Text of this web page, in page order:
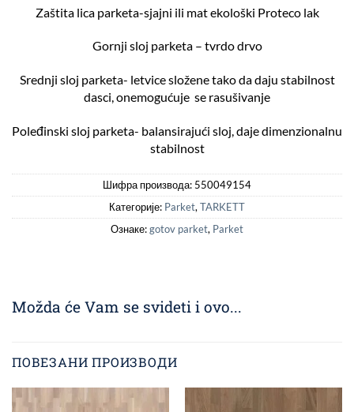
Zaštita lica parketa-sjajni ili mat ekološki Proteco lak
Gornji sloj parketa – tvrdo drvo
Srednji sloj parketa- letvice složene tako da daju stabilnost
dasci, onemogućuje se rasušivanje
Poleđinski sloj parketa- balansirajući sloj, daje dimenzionalnu
stabilnost
Шифра производа: 550049154
Категорије: Parket, TARKETT
Ознаке:gotov parket, Parket
Možda će Vam se svideti i ovo...
ПОВЕЗАНИ ПРОИЗВОДИ